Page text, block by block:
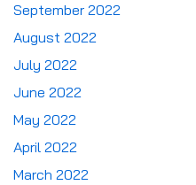
September 2022
August 2022
July 2022
June 2022
May 2022
April 2022
March 2022